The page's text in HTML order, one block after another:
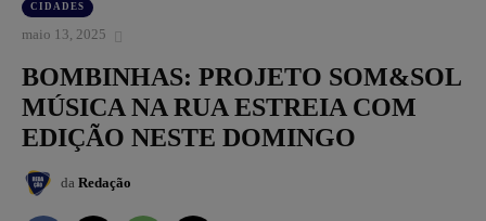
CIDADES
maio 13, 2025
BOMBINHAS: PROJETO SOM&SOL
MÚSICA NA RUA ESTREIA COM
EDIÇÃO NESTE DOMINGO
da Redação